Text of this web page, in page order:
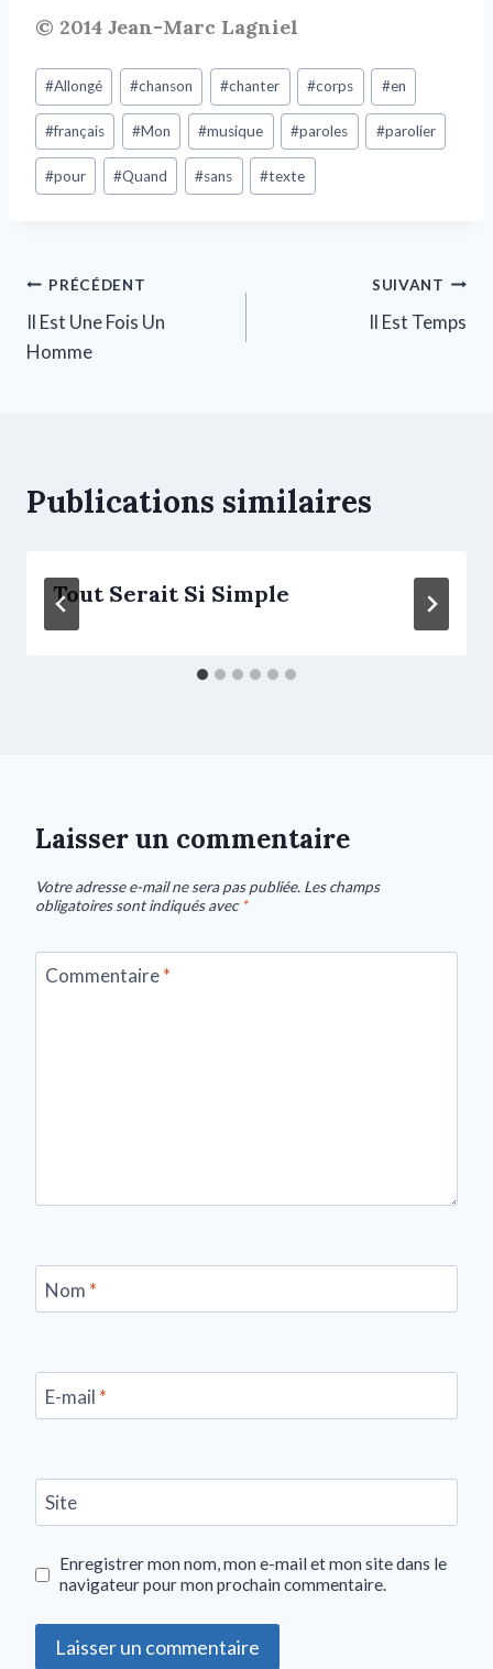
© 2014 Jean-Marc Lagniel
#Allongé #chanson #chanter #corps #en
#français #Mon #musique #paroles #parolier
#pour #Quand #sans #texte
PRÉCÉDENT
Il Est Une Fois Un
Homme
SUIVANT
Il Est Temps
Publications similaires
Tout Serait Si Simple
Laisser un commentaire
Votre adresse e-mail ne sera pas publiée. Les champs
obligatoires sont indiqués avec*
Commentaire*
Nom *
E-mail *
Site
Enregistrer mon nom, mon e-mail et mon site dans le
navigateur pour mon prochain commentaire.